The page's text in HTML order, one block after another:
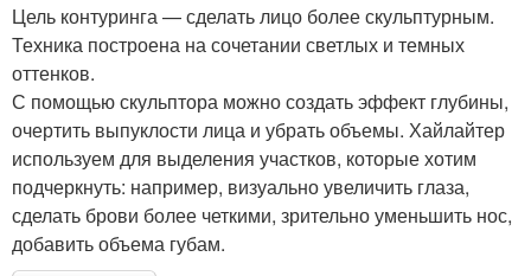
Цель контуринга — сделать лицо более скульптурным.
Техника построена на сочетании светлых и темных
оттенков.
С помощью скульптора можно создать эффект глубины,
очертить выпуклости лица и убрать объемы. Хайлайтер
используем для выделения участков, которые хотим
подчеркнуть: например, визуально увеличить глаза,
сделать брови более четкими, зрительно уменьшить нос,
добавить объема губам.